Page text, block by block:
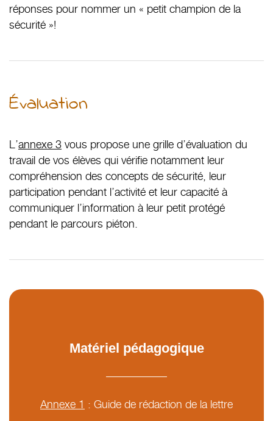
réponses pour nommer un « petit champion de la
sécurité »!
Évaluation
L’annexe 3 vous propose une grille d’évaluation du
travail de vos élèves qui vérifie notamment leur
compréhension des concepts de sécurité, leur
participation pendant l’activité et leur capacité à
communiquer l’information à leur petit protégé
pendant le parcours piéton.
Matériel pédagogique
Annexe 1 : Guide de rédaction de la lettre